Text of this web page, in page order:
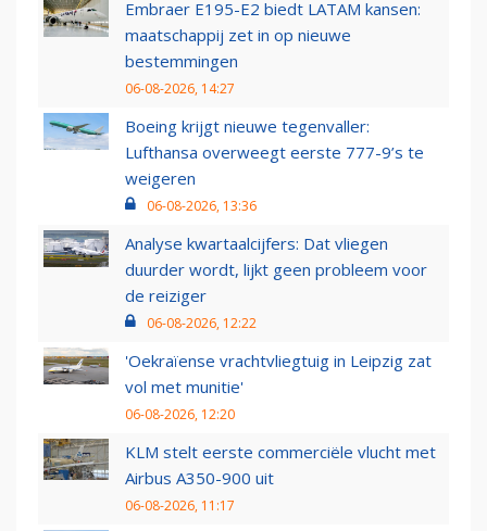
Embraer E195-E2 biedt LATAM kansen:
maatschappij zet in op nieuwe
bestemmingen
06-08-2026, 14:27
Boeing krijgt nieuwe tegenvaller:
Lufthansa overweegt eerste 777-9’s te
weigeren
06-08-2026, 13:36
Analyse kwartaalcijfers: Dat vliegen
duurder wordt, lijkt geen probleem voor
de reiziger
06-08-2026, 12:22
'Oekraïense vrachtvliegtuig in Leipzig zat
vol met munitie'
06-08-2026, 12:20
KLM stelt eerste commerciële vlucht met
Airbus A350-900 uit
06-08-2026, 11:17